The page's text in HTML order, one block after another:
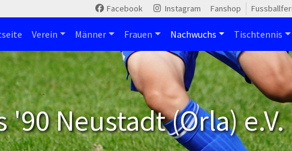
Facebook Instagram Fanshop
Verein Männer Frauen Nachwuchs Tischtennis
'90 Neustadt (Orla) e.V.